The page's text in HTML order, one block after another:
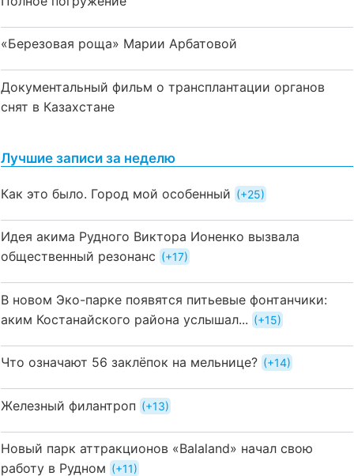
«Березовая роща» Марии Арбатовой
Документальный фильм о трансплантации органов
снят в Казахстане
Лучшие записи за неделю
Как это было. Город мой особенный +25
Идея акима Рудного Виктора Ионенко вызвала
общественный резонанс
+17
В новом Эко-парке появятся питьевые фонтанчики:
аким Костанайского района услышал...
+15
Что означают 56 заклёпок на мельнице? +14
Железный филантроп +13
Новый парк аттракционов «Balaland» начал свою
работу в Рудном
+11